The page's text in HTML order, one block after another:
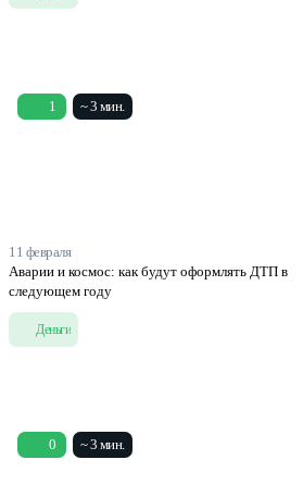
1 ~ 3 мин.
11 февраля
Аварии и космос: как будут оформлять ДТП в
следующем году
Деньги
0 ~ 3 мин.